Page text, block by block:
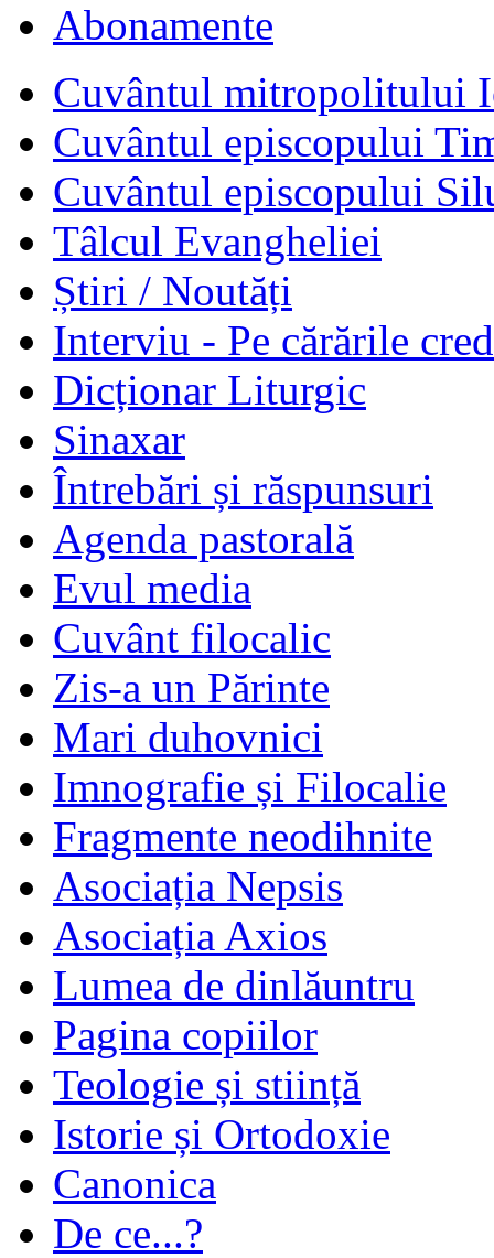
Abonamente
Cuvântul mitropolitului
Cuvântul episcopului
Cuvântul episcopului
Tâlcul Evangheliei
Știri / Noutăți
Interviu - Pe cărările
Dicționar Liturgic
Sinaxar
Întrebări și răspunsuri
Agenda pastorală
Evul media
Cuvânt filocalic
Zis-a un Părinte
Mari duhovnici
Imnografie și Filocalie
Fragmente neodihnite
Asociația Nepsis
Asociația Axios
Lumea de dinlăuntru
Pagina copiilor
Teologie și stiință
Istorie și Ortodoxie
Canonica
De ce...?